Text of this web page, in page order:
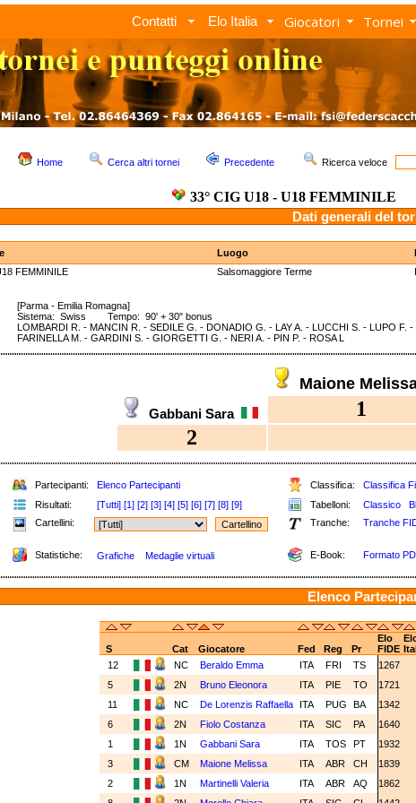
Contatti Elo Italia Giocatori Tornei
Home Cerca altri tornei Precedente Ricerca veloce
33° CIG U18 - U18 FEMMINILE
Dati generali del
Luogo
FEMMINILE Salsomaggiore Terme
[Parma - Emilia Romagna]
Sistema: Swiss Tempo: 90' + 30" bonus
LOMBARDI R. - MANCIN R. - SEDILE G. - DONADIO G. - LAY A. - LUCCHI S. - LUPO F.
FARINELLA M. - GARDINI S. - GIORGETTI G. - NERI A. - PIN P. - ROSA L
Maione
Gabbani Sara 1
2
Partecipanti: Elenco Partecipanti Classifica: Classifica
Risultati:
[Tutti] [1] [2] [3] [4] [5] [6] [7] [8] [9] Tabelloni: Classico
Cartellini:
Tranche: Tranche
Statistiche: Grafiche Medaglie virtuali E-Book: Formato
Elenco
Elo
S
Cat Giocatore Fed Reg Pr FIDE
12
NC Beraldo Emma ITA FRI TS 1267
5
2N Bruno Eleonora ITA PIE TO 1721
11
NC De Lorenzis Raffaella ITA PUG BA 1342
6
2N Fiolo Costanza ITA SIC PA 1640
1
1N Gabbani Sara ITA TOS PT 1932
3
CM Maione Melissa ITA ABR CH 1839
2
1N Martinelli Valeria ITA ABR AQ 1862